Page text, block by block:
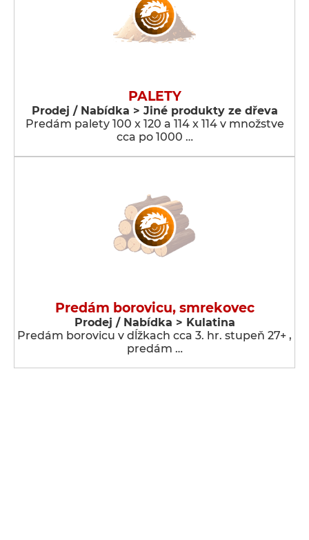
PALETY
Prodej / Nabídka > Jiné produkty ze dřeva
Predám palety 100 x 120 a 114 x 114 v množstve
cca po 1000 …
Predám borovicu, smrekovec
Prodej / Nabídka > Kulatina
Predám borovicu v dĺžkach cca 3. hr. stupeň 27+ ,
predám …